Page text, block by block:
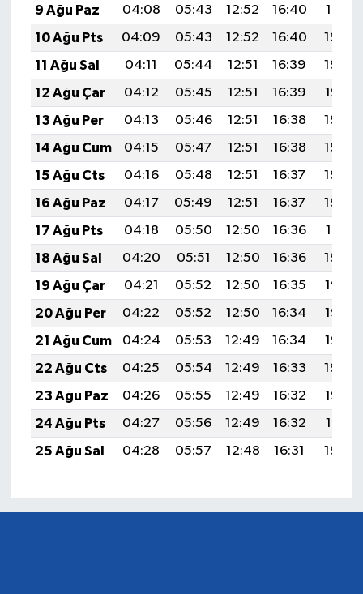
9 Ağu Paz
04:08 05:43 12:52 16:40
19:51
10 Ağu Pts
04:09 05:43 12:52 16:40
19:50
11 Ağu Sal
04:11 05:44 12:51 16:39
19:49
12 Ağu Çar
04:12 05:45 12:51 16:39
19:47
13 Ağu Per
04:13 05:46 12:51 16:38
19:46
14 Ağu Cum
04:15 05:47 12:51 16:38
19:45
15 Ağu Cts
04:16 05:48 12:51 16:37
19:44
16 Ağu Paz
04:17 05:49 12:51 16:37
19:42
17 Ağu Pts
04:18 05:50 12:50 16:36
19:41
18 Ağu Sal
04:20 05:51 12:50 16:36
19:40
19 Ağu Çar
04:21 05:52 12:50 16:35
19:38
20 Ağu Per
04:22 05:52 12:50 16:34
19:37
21 Ağu Cum
04:24 05:53 12:49 16:34
19:36
22 Ağu Cts
04:25 05:54 12:49 16:33
19:34
23 Ağu Paz
04:26 05:55 12:49 16:32
19:33
24 Ağu Pts
04:27 05:56 12:49 16:32
19:31
25 Ağu Sal
04:28 05:57 12:48 16:31 19:30